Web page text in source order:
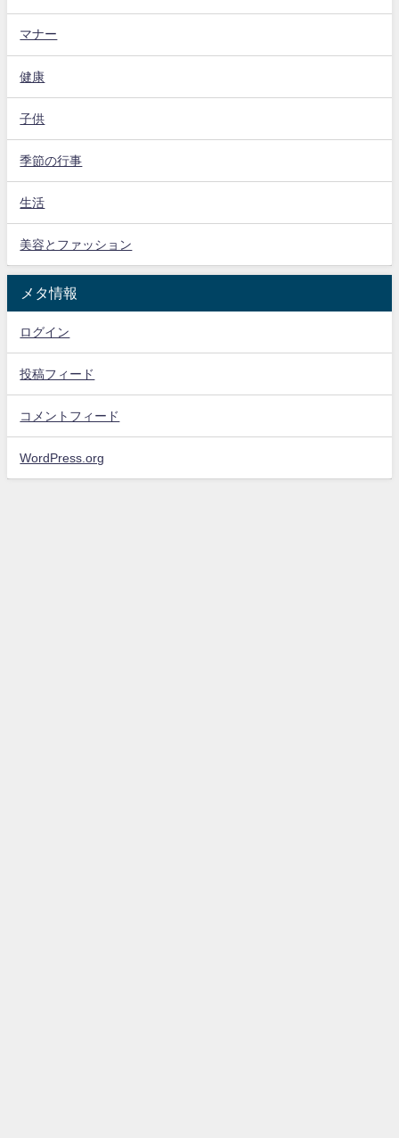
マナー
健康
子供
季節の行事
生活
美容とファッション
メタ情報
ログイン
投稿フィード
コメントフィード
WordPress.org